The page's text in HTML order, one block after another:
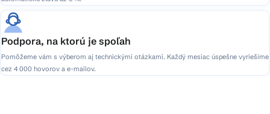
Podpora, na ktorú je spoľah
Pomôžeme vám s výberom aj technickými otázkami. Každý mesiac úspešne vyriešime
cez 4 000 hovorov a e-mailov.